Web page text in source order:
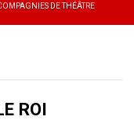
DE THÉÂTRE
ROI